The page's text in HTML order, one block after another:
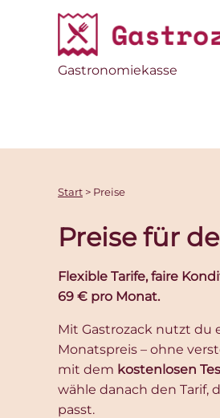
Gastronomiekasse
Start > Preise
Preise für
Flexible Tarife, faire
69 € pro Monat.
Mit Gastrozack nutzt du
Monatspreis – ohne
mit dem kostenlosen
wähle danach den Tarif,
passt.